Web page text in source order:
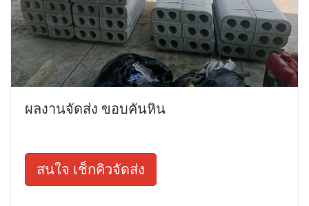
ผลงานจัดส่ง ขอบคันหิน
สนใจ เช็กคิวจัดส่ง